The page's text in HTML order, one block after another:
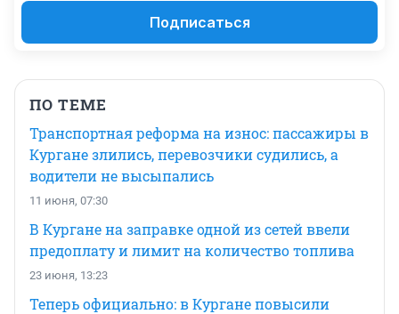
Подписаться
ПО ТЕМЕ
Транспортная реформа на износ: пассажиры в
Кургане злились, перевозчики судились, а
водители не высыпались
11 июня, 07:30
В Кургане на заправке одной из сетей ввели
предоплату и лимит на количество топлива
23 июня, 13:23
Теперь официально: в Кургане повысили